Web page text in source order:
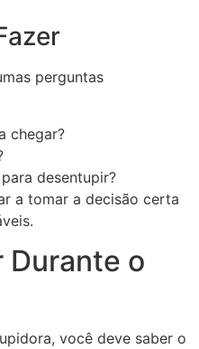
perguntas
chegar?
desentupir?
a tomar a decisão certa
Durante o
você deve saber o